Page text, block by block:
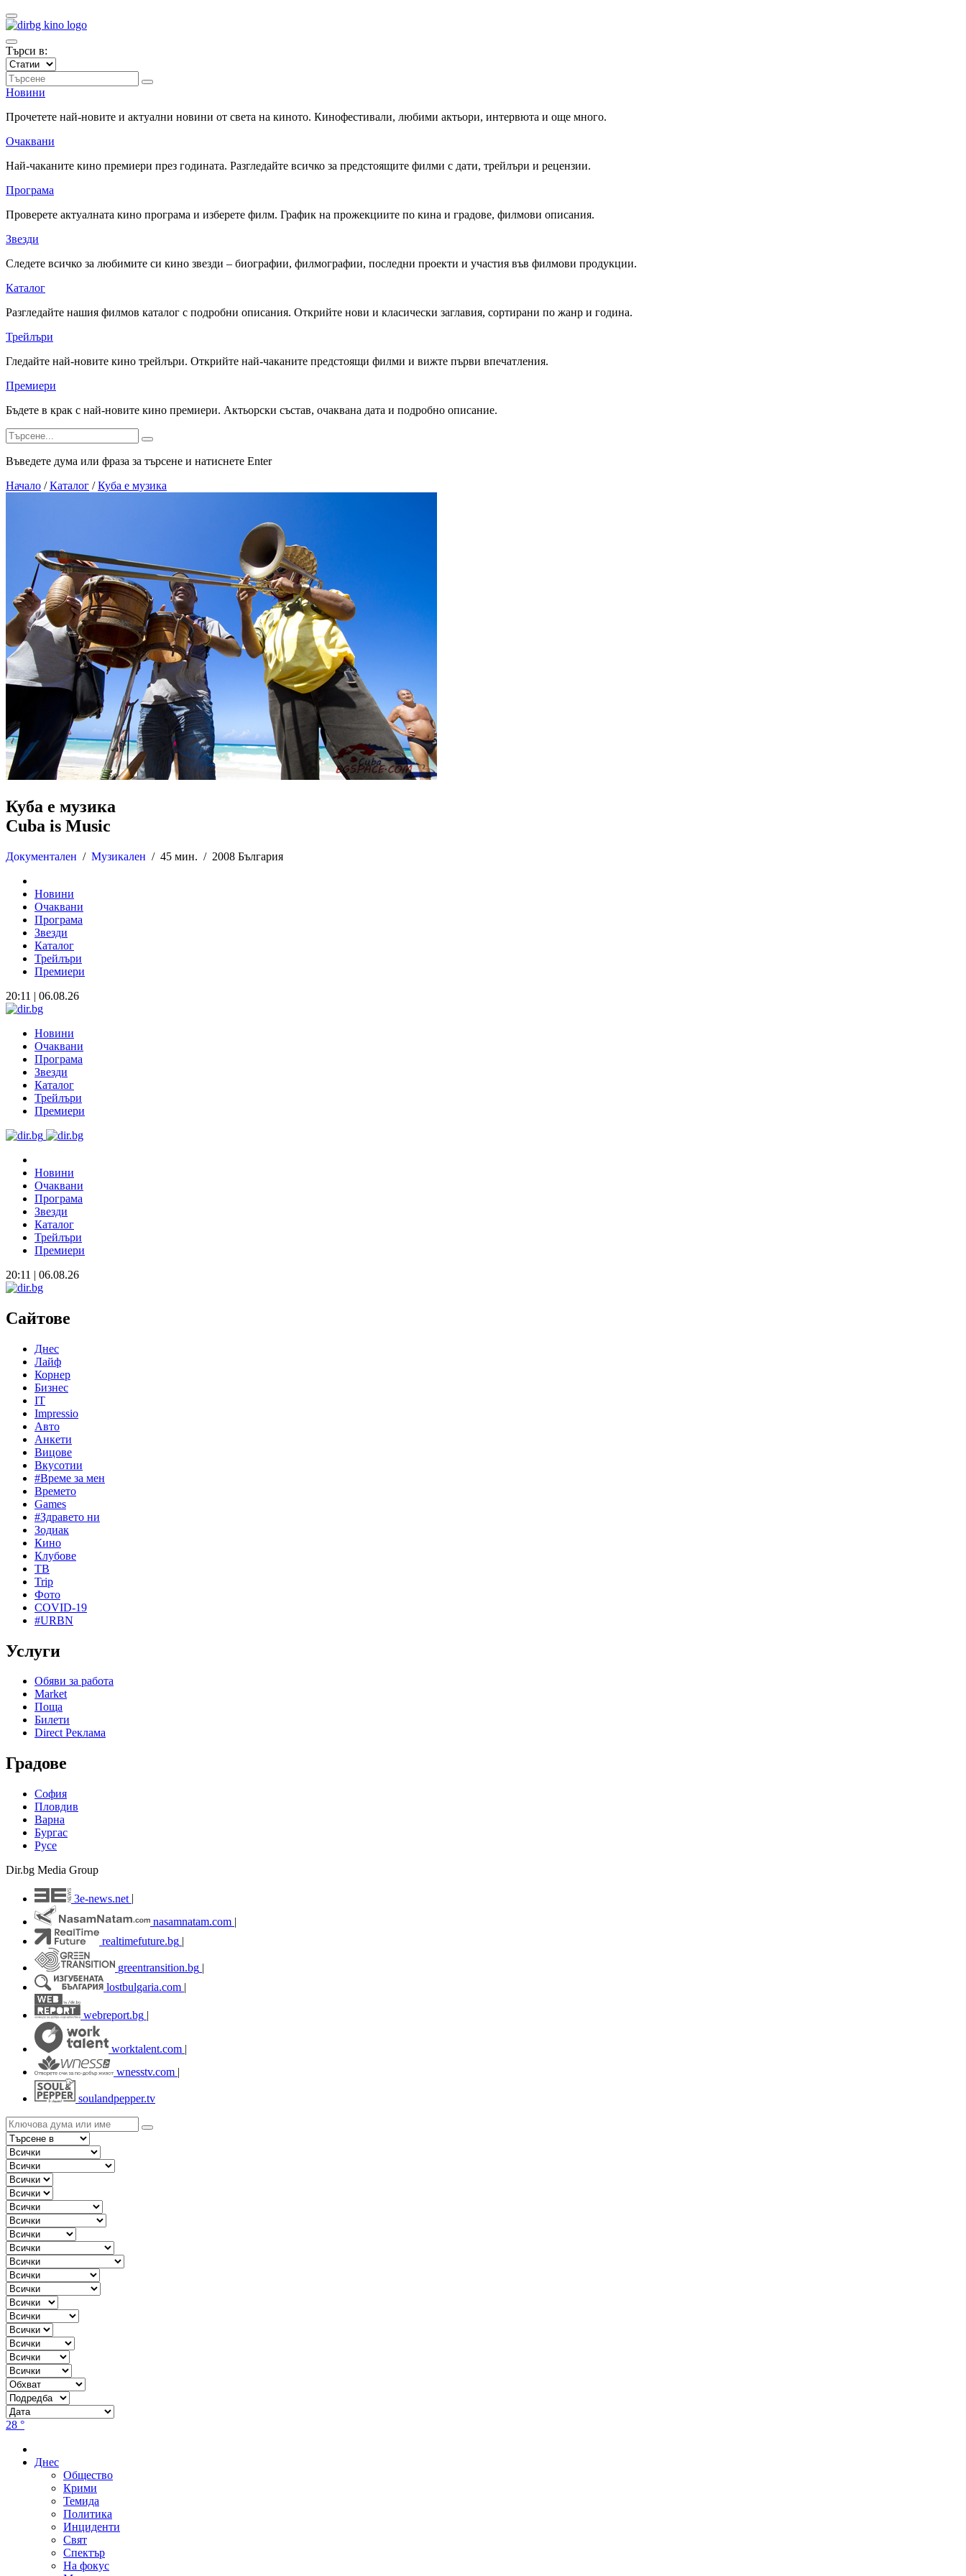
Търси в:
Новини
Прочетете най-новите и актуални новини от света на киното. Кинофестивали, любими актьори, интервюта и още много.
Очаквани
Най-чаканите кино премиери през годината. Разгледайте всичко за предстоящите филми с дати, трейлъри и рецензии.
Програма
Проверете актуалната кино програма и изберете филм. График на прожекциите по кина и градове, филмови описания.
Звезди
Следете всичко за любимите си кино звезди – биографии, филмографии, последни проекти и участия във филмови продукции.
Каталог
Разгледайте нашия филмов каталог с подробни описания. Открийте нови и класически заглавия, сортирани по жанр и година.
Трейлъри
Гледайте най-новите кино трейлъри. Открийте най-чаканите предстоящи филми и вижте първи впечатления.
Премиери
Бъдете в крак с най-новите кино премиери. Актьорски състав, очаквана дата и подробно описание.
Въведете дума или фраза за търсене и натиснете Enter
Начало / Каталог / Куба е музика
Куба е музика
Cuba is Music
Документален / Музикален / 45 мин. / 2008 България
Новини
Очаквани
Програма
Звезди
Каталог
Трейлъри
Премиери
20:11 | 06.08.26
Новини
Очаквани
Програма
Звезди
Каталог
Трейлъри
Премиери
Новини
Очаквани
Програма
Звезди
Каталог
Трейлъри
Премиери
20:11 | 06.08.26
Сайтове
Днес
Лайф
Корнер
Бизнес
IT
Impressio
Авто
Анкети
Вицове
Вкусотии
#Време за мен
Времето
Games
#Здравето ни
Зодиак
Кино
Клубове
ТВ
Trip
Фото
COVID-19
#URBN
Услуги
Обяви за работа
Market
Поща
Билети
Direct Реклама
Градове
София
Пловдив
Варна
Бургас
Русе
Dir.bg Media Group
3e-news.net
nasamnatam.com |
realtimefuture.bg |
greentransition.bg |
lostbulgaria.com |
webreport.bg |
worktalent.com |
wnesstv.com |
soulandpepper.tv
28 °
Днес
Общество
Крими
Темида
Политика
Инциденти
Свят
Спектър
На фокус